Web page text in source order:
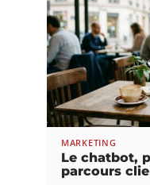
MARKETING
Le chatbot,
parcours